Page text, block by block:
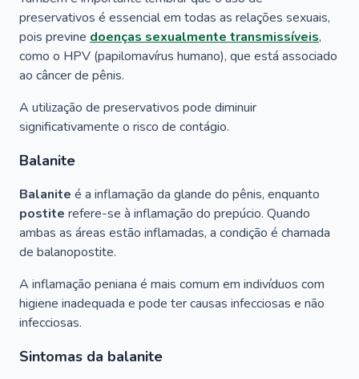
preservativos é essencial em todas as relações sexuais,
pois previne doenças sexualmente transmissíveis,
como o HPV (papilomavírus humano), que está associado
ao câncer de pênis.
A utilização de preservativos pode diminuir
significativamente o risco de contágio.
Balanite
Balanite é a inflamação da glande do pênis, enquanto
postite refere-se à inflamação do prepúcio. Quando
ambas as áreas estão inflamadas, a condição é chamada
de balanopostite.
A inflamação peniana é mais comum em indivíduos com
higiene inadequada e pode ter causas infecciosas e não
infecciosas.
Sintomas da balanite